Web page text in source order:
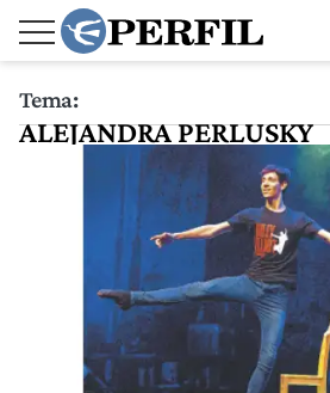
Tema:
ALEJANDRA PERLUSKY